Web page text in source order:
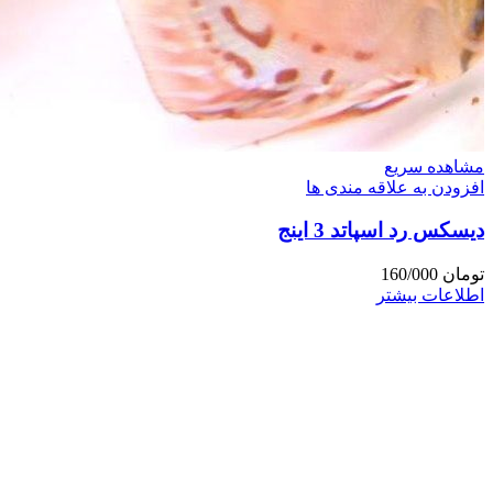
مشاهده سریع
افزودن به علاقه مندی ها
دیسکس رد اسپاتد 3 اینج
تومان
اطلاعات بیشتر